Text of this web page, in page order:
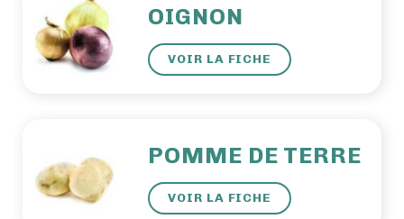
OIGNON
VOIR LA FICHE
POMME DE TERRE
VOIR LA FICHE